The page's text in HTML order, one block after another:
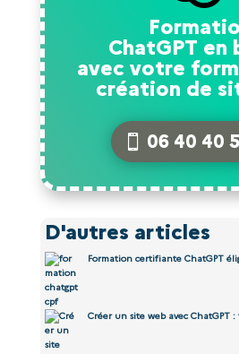
ChatGPT en
avec votre
création de
06 40 40
D'autres articles
Formation certifiante ChatGPT
Créer un site web avec ChatGPT